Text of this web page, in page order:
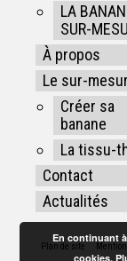
LA
SUR-
À propos
Le sur-
Créer sa
banane
La tissu-
Contact
Actualités
Plan de site
En continuant
cookies.